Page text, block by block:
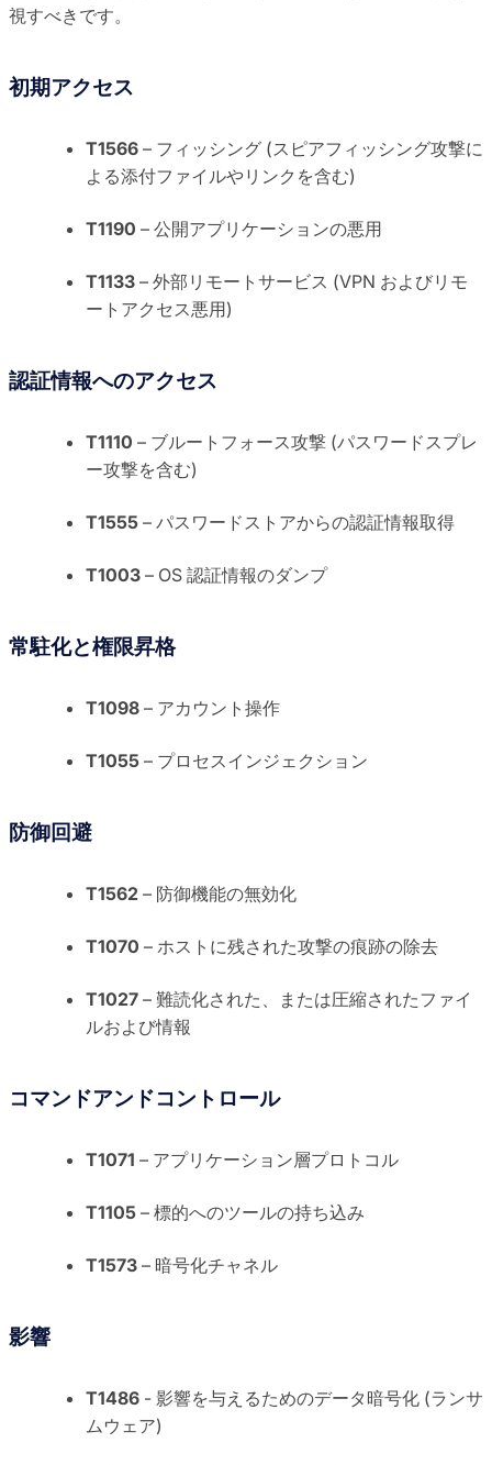
視すべきです。
初期アクセス
T1566 – フィッシング (スピアフィッシング攻撃に
よる添付ファイルやリンクを含む)
T1190 – 公開アプリケーションの悪用
T1133 – 外部リモートサービス (VPN およびリモ
ートアクセス悪用)
認証情報へのアクセス
T1110 – ブルートフォース攻撃 (パスワードスプレ
ー攻撃を含む)
T1555 – パスワードストアからの認証情報取得
T1003 – OS 認証情報のダンプ
常駐化と権限昇格
T1098 – アカウント操作
T1055 – プロセスインジェクション
防御回避
T1562 – 防御機能の無効化
T1070 – ホストに残された攻撃の痕跡の除去
T1027 – 難読化された、または圧縮されたファイ
ルおよび情報
コマンドアンドコントロール
T1071 – アプリケーション層プロトコル
T1105 – 標的へのツールの持ち込み
T1573 – 暗号化チャネル
影響
T1486 - 影響を与えるためのデータ暗号化 (ランサ
ムウェア)